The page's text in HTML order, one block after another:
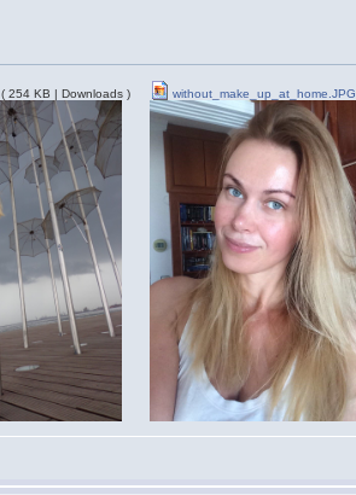
( 254 KB | Downloads ) without_make_up_at_home.JPG